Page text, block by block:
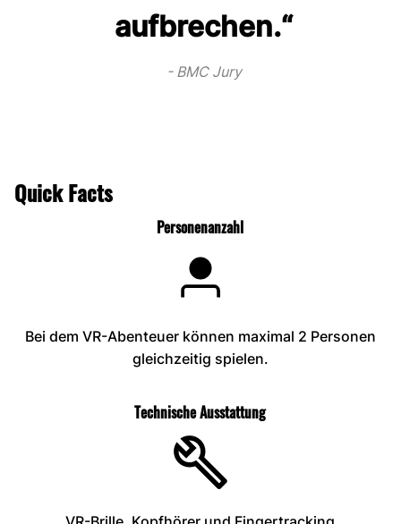
aufbrechen.“
BMC Jury
Quick Facts
Personenanzahl
Bei dem VR-Abenteuer können maximal 2 Personen
gleichzeitig spielen.
Technische Ausstattung